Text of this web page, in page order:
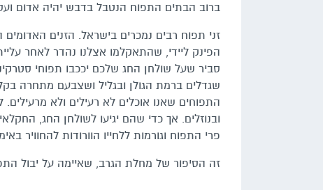
ברוב הבתים התפוח הנטבל בדבש יהיה אדום
זני תפוח רבים נמכרים בישראל. הזנים האדומים
הפינק ליידי, שהתאקלמו אצלנו נהדר לאחר
סביר שעל שולחן החג שלכם יככבו תפוחי
שגדלים ברמת הגולן ובגליל ושצבעם מתחרה
התפוחים שאנו אוכלים לא רעילים ולא מרעילים.
ובנוזלים. אך כדי שהם יגיעו לשולחן החג,
פרי התפוח וגורמות ללחייו הוורודות להחוויר
זה הסיפור של מחלת הגרב, שאיימה על יבול